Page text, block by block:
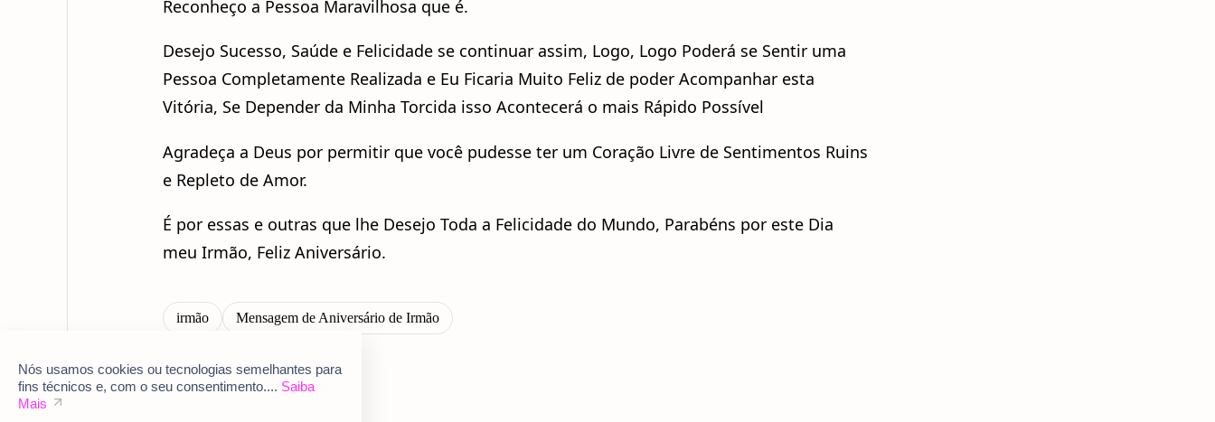
Reconheço a Pessoa Maravilhosa que é.
Desejo Sucesso, Saúde e Felicidade se continuar assim, Logo, Logo Poderá se Sentir uma
Pessoa Completamente Realizada e Eu Ficaria Muito Feliz de poder Acompanhar esta
Vitória, Se Depender da Minha Torcida isso Acontecerá o mais Rápido Possível
Agradeça a Deus por permitir que você pudesse ter um Coração Livre de Sentimentos Ruins
e Repleto de Amor.
É por essas e outras que lhe Desejo Toda a Felicidade do Mundo, Parabéns por este Dia
meu Irmão, Feliz Aniversário.
Nós usamos cookies ou tecnologias semelhantes para
fins técnicos e, com o seu consentimento.... Saiba
Mais